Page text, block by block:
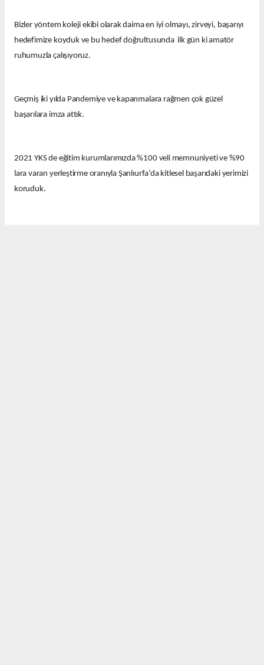
Bizler yöntem koleji ekibi olarak daima en iyi olmayı, zirveyi, başarıyı
hedefimize koyduk ve bu hedef doğrultusunda ilk gün ki amatör
ruhumuzla çalışıyoruz.
Geçmiş iki yılda Pandemiye ve kapanmalara rağmen çok güzel
başarılara imza attık.
2021 YKS de eğitim kurumlarımızda %100 veli memnuniyeti ve %90
lara varan yerleştirme oranıyla Şanlıurfa’da kitlesel başarıdaki yerimizi
koruduk.